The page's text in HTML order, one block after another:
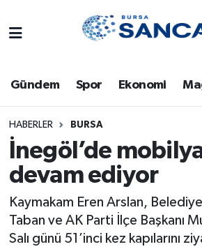
Gündem Spor Ekonomi
HABERLER BURSA
İnegöl’de
devam ediyor
Kaymakam Eren Arslan,
Taban ve AK Parti İlçe Başkanı
Salı günü 51’inci kez kapılarını
Bursa
Dünya
Eğitim
Ekonomi
Genel
Trafik Durumu
Süper Lig Puan Durumu ve
Tüm Manşetler
Son Dakika Haberleri
Haber Arşivi